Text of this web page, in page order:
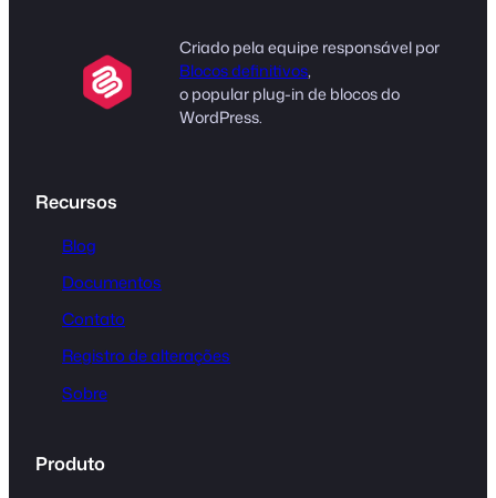
Criado pela equipe responsável por
Blocos definitivos,
o popular plug-in de blocos do
WordPress.
Recursos
Blog
Documentos
Contato
Registro de alterações
Sobre
Produto